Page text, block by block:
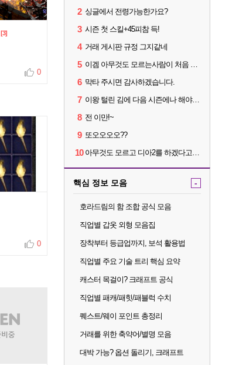
[3]
0
0
2 싱글에서 전령가능한가요?
3 시즌 첫 스킬+45피참 득!
4 거래 게시판 규정 그지같네
5 이겜 아무것도 모르는사람이 처음 시작하기 괜찮나요?
6 막타 주시면 감사하겠습니다.
7 이왕 털린 김에 다음 시즌에나 해야겠네요
8 전 이만!~
9 또오오오오??
10 아무것도 모르고 디아2를 하겠다고요???
핵심 정보 모음 -
호라드림의 함 조합 공식 모음
직업별 갑옷 외형 모음집
장착부터 등급업까지, 보석 활용법
직업별 주요 기술 트리 핵심 요약
캐스터 목걸이? 크래프트 공식
직업별 패캐/패힛/패블럭 수치
퀘스트/웨이 포인트 총정리
거래를 위한 축약어/별명 모음
대박 가능? 옵션 돌리기, 크래프트